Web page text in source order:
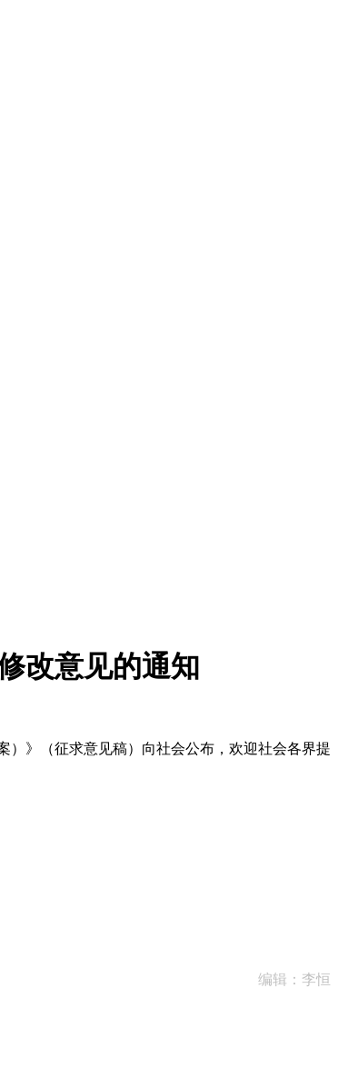
改意见的通知
》（征求意见稿）向社会公布，欢迎社会各界提
编辑：李恒